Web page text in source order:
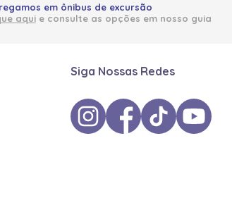
em ônibus de excursão
aquie consulte as opções em nosso guia
Siga Nossas Redes